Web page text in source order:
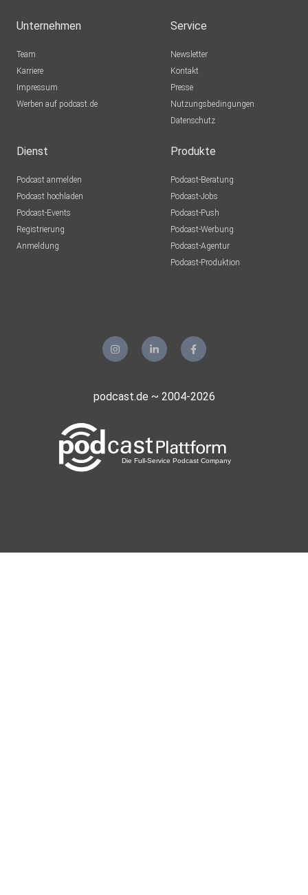
Unternehmen
Team
Karriere
Impressum
Werben auf podcast.de
Service
Newsletter
Kontakt
Presse
Nutzungsbedingungen
Datenschutz
Dienst
Podcast anmelden
Podcast hochladen
Podcast-Events
Registrierung
Anmeldung
Produkte
Podcast-Beratung
Podcast-Jobs
Podcast-Push
Podcast-Werbung
Podcast-Agentur
Podcast-Produktion
podcast.de ~ 2004-2026